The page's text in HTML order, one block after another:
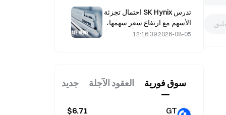
تدرس SK Hynix احتمال تجزئة
الأسهم مع ارتفاع سعر سهمها،
ويقول مسؤول تنفيذي إن ذلك
2026-08-05 12:16:39
سوق فوریة العقود الآجلة جديد
GT
$6.71